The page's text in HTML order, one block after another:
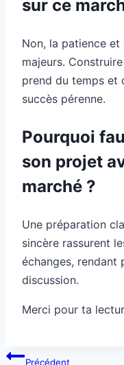
sur ce
Non, la patience
majeurs.
prend du temps et
succès pérenne.
Pourquoi
son projet
marché ?
Une préparation
sincère rassurent
échanges, rendant
discussion.
Merci pour ta
Navigation
Précédent